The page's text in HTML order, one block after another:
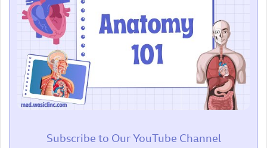
Subscribe to Our YouTube Channel